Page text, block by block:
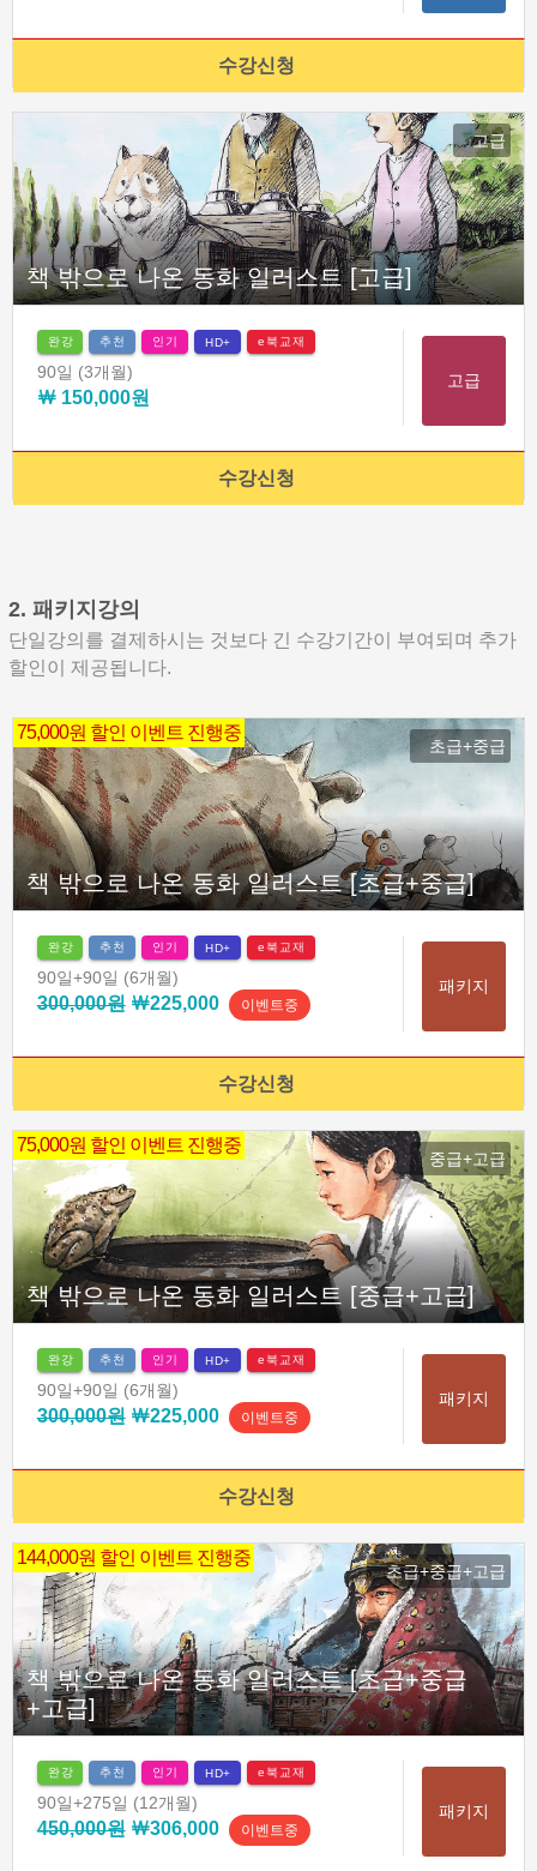
수강신청
고급
책 밖으로 나온 동화 일러스트 [고급]
완강 추천 인기 HD+ e북교재
90일 (3개월)
￦ 150,000원
고급
수강신청
2. 패키지강의
단일강의를 결제하시는 것보다 긴 수강기간이 부여되며 추가
할인이 제공됩니다.
75,000원 할인 이벤트 진행중
초급+중급
책 밖으로 나온 동화 일러스트 [초급+중급]
완강 추천 인기 HD+ e북교재
90일+90일 (6개월)
300,000원￦225,000 이벤트중
패키지
수강신청
75,000원 할인 이벤트 진행중
중급+고급
책 밖으로 나온 동화 일러스트 [중급+고급]
완강 추천 인기 HD+ e북교재
90일+90일 (6개월)
300,000원￦225,000 이벤트중
패키지
수강신청
144,000원 할인 이벤트 진행중
초급+중급+고급
책 밖으로 나온 동화 일러스트 [초급+중급
+고급]
완강 추천 인기 HD+ e북교재
90일+275일 (12개월)
450,000원￦306,000 이벤트중
패키지